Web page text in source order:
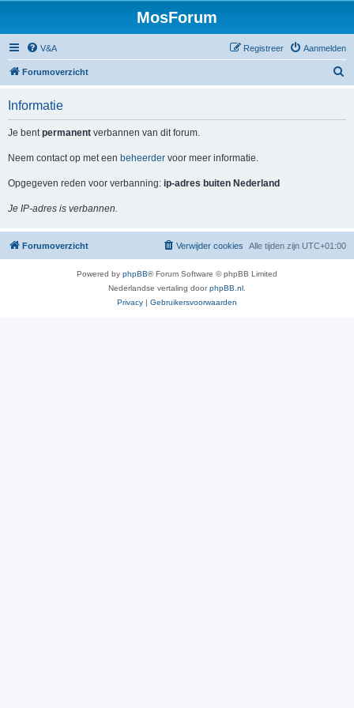
MosForum
V&A Aanmelden
Registreer
Forumoverzicht
Informatie
Je bentpermanent verbannen van dit forum.
Neem contact op met een beheerder voor meer informatie.
Opgegeven reden voor verbanning: ip-adres buiten Nederland
Je IP-adres is verbannen.
Forumoverzicht Alle tijden zijn UTC+01:00
Verwijder cookies
Powered by phpBB® Forum Software © phpBB Limited
Nederlandse vertaling doorphpBB.nl
Privacy | Gebruikersvoorwaarden